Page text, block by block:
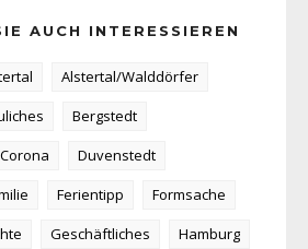
AUCH INTERESSIEREN
Alstertal/Walddörfer
Bergstedt
Corona
Duvenstedt
Ferientipp
Formsache
Geschäftliches
Hamburg